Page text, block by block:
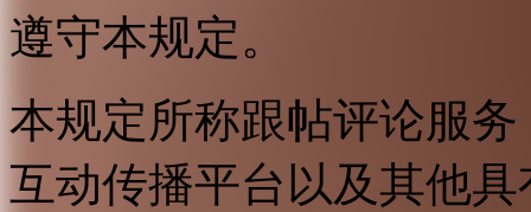
遵守本规定。
本规定所称跟帖评论服
互动传播平台以及其他